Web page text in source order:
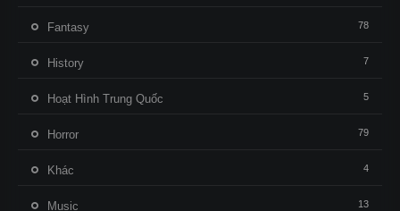
Fantasy 78
History 7
Hoạt Hình Trung Quốc 5
Horror 79
Khác 4
Music 13